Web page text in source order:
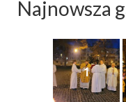
Wielka
Godzina
Galerie 2025
Najnowsza
1